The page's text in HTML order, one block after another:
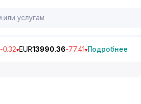
-0.32 EUR13990.36-77.41 Подробнее